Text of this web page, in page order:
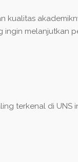
kualitas
melanjutkan
terkenal di UNS